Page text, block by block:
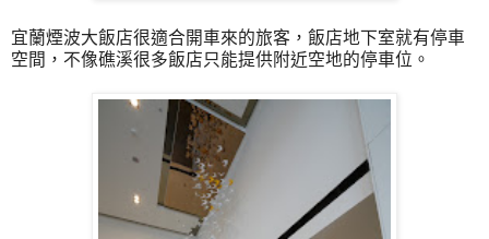
宜蘭煙波大飯店很適合開車來的旅客，飯店地下室就有停車
空間，不像礁溪很多飯店只能提供附近空地的停車位。